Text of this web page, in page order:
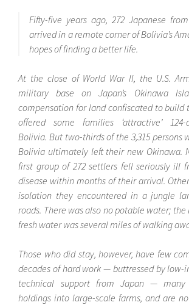
Fifty-five years ago, 272 Japanese
arrived in a remote corner of Bolivia’s
hopes of finding a better life.
At the close of World War II, the U.S.
military base on Japan’s Okinawa
compensation for land confiscated to build
offered some families ‘attractive’
Bolivia. But two-thirds of the 3,315 persons
Bolivia ultimately left their new Okinawa.
first group of 272 settlers fell seriously ill
disease within months of their arrival.
isolation they encountered in a jungle
roads. There was also no potable water; the
fresh water was several miles of walking
Those who did stay, however, have few
decades of hard work — buttressed by low-
technical support from Japan — many
holdings into large-scale farms, and are